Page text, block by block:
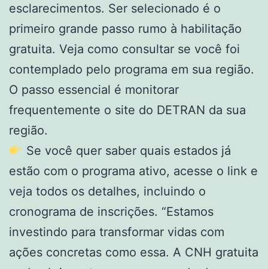
esclarecimentos. Ser selecionado é o
primeiro grande passo rumo à habilitação
gratuita. Veja como consultar se você foi
contemplado pelo programa em sua região.
O passo essencial é monitorar
frequentemente o site do DETRAN da sua
região.
Se você quer saber quais estados já
estão com o programa ativo, acesse o link e
veja todos os detalhes, incluindo o
cronograma de inscrições. “Estamos
investindo para transformar vidas com
ações concretas como essa. A CNH gratuita